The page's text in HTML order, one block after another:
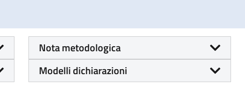
Nota metodologica
Modelli dichiarazioni